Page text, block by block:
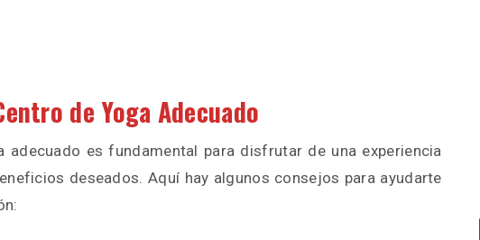
de Yoga Adecuado
adecuado es fundamental para disfrutar de una experiencia
deseados. Aquí hay algunos consejos para ayudarte